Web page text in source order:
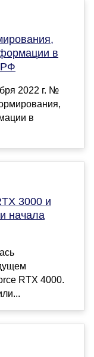
в
РФ
2022 г. №
в
3000 и
начала
RTX 4000.